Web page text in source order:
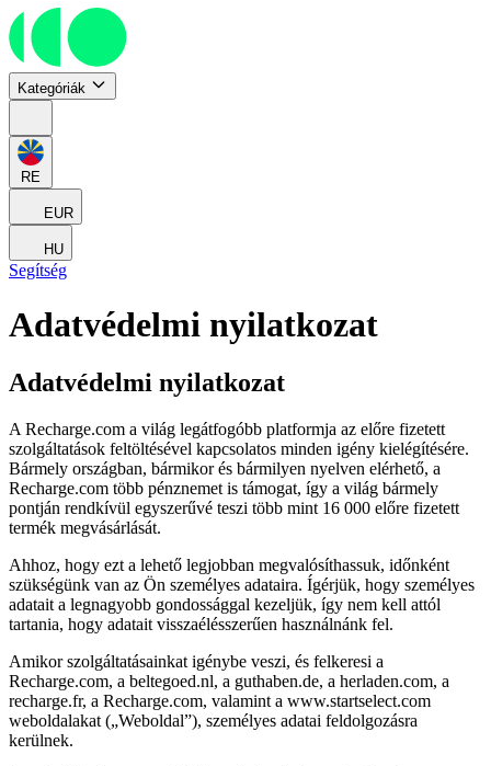
Kategóriák
RE
EUR
HU
Segítség
Adatvédelmi nyilatkozat
Adatvédelmi nyilatkozat
A Recharge.com a világ legátfogóbb platformja az előre fizetett
szolgáltatások feltöltésével kapcsolatos minden igény kielégítésére.
Bármely országban, bármikor és bármilyen nyelven elérhető, a
Recharge.com több pénznemet is támogat, így a világ bármely
pontján rendkívül egyszerűvé teszi több mint 16 000 előre fizetett
termék megvásárlását.
Ahhoz, hogy ezt a lehető legjobban megvalósíthassuk, időnként
szükségünk van az Ön személyes adataira. Ígérjük, hogy személyes
adatait a legnagyobb gondossággal kezeljük, így nem kell attól
tartania, hogy adatait visszaélésszerűen használnánk fel.
Amikor szolgáltatásainkat igénybe veszi, és felkeresi a
Recharge.com, a beltegoed.nl, a guthaben.de, a herladen.com, a
recharge.fr, a Recharge.com, valamint a www.startselect.com
weboldalakat („Weboldal”), személyes adatai feldolgozásra
kerülnek.